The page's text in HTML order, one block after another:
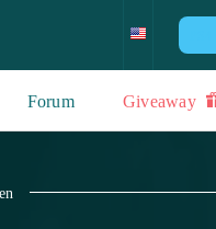
Forum Giveaway